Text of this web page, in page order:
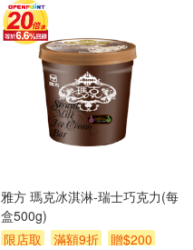
雅方 瑪克冰淇淋-瑞士巧克力(每
盒500g)
限店取
滿額9折 贈$200